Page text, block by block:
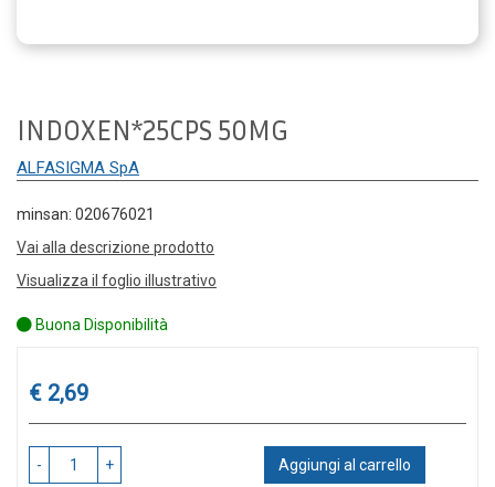
INDOXEN*25CPS 50MG
ALFASIGMA SpA
minsan: 020676021
Vai alla descrizione prodotto
Visualizza il foglio illustrativo
Buona Disponibilità
Prezzo
€ 2,69
- + Aggiungi al carrello